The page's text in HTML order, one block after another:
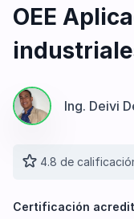
Diseño e
Gestión Industrial
Ingeniería de
Ingeniería Civil
OEE
Ing. Deivi
4.8 de
Certificación